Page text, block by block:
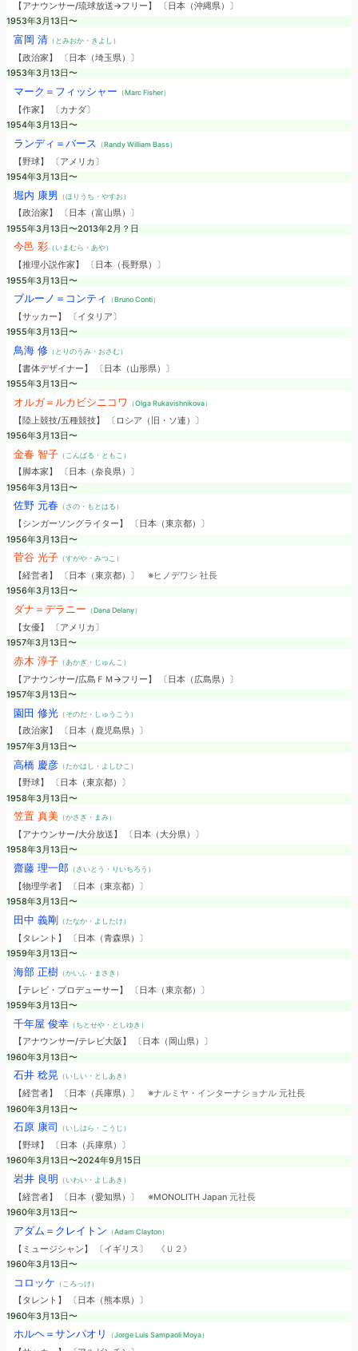
【アナウンサー/琉球放送→フリー】 〔日本（沖縄県）〕
1953年3月13日〜
富岡 清（とみおか・きよし）
【政治家】 〔日本（埼玉県）〕
1953年3月13日〜
マーク＝フィッシャー （Marc Fisher）
【作家】 〔カナダ〕
1954年3月13日〜
ランディ＝バース （Randy William Bass）
【野球】 〔アメリカ〕
1954年3月13日〜
堀内 康男 （ほりうち・やすお）
【政治家】 〔日本（富山県）〕
1955年3月13日〜2013年2月？日
今邑 彩（いまむら・あや）
【推理小説作家】 〔日本（長野県）〕
1955年3月13日〜
ブルーノ＝コンティ （Bruno Conti）
【サッカー】 〔イタリア〕
1955年3月13日〜
鳥海 修（とりのうみ・おさむ）
【書体デザイナー】 〔日本（山形県）〕
1955年3月13日〜
オルガ＝ルカビシニコワ （Olga Rukavishnikova）
【陸上競技/五種競技】 〔ロシア（旧・ソ連）〕
1956年3月13日〜
金春 智子（こんぱる・ともこ）
【脚本家】 〔日本（奈良県）〕
1956年3月13日〜
佐野 元春（さの・もとはる）
【シンガーソングライター】 〔日本（東京都）〕
1956年3月13日〜
菅谷 光子（すがや・みつこ）
【経営者】 〔日本（東京都）〕 ※ヒノデワシ 社長
1956年3月13日〜
ダナ＝デラニー （Dana Delany）
【女優】 〔アメリカ〕
1957年3月13日〜
赤木 淳子（あかぎ・じゅんこ）
【アナウンサー/広島ＦＭ→フリー】 〔日本（広島県）〕
1957年3月13日〜
園田 修光（そのだ・しゅうこう）
【政治家】 〔日本（鹿児島県）〕
1957年3月13日〜
高橋 慶彦（たかはし・よしひこ）
【野球】 〔日本（東京都）〕
1958年3月13日〜
笠置 真美（かさぎ・まみ）
【アナウンサー/大分放送】 〔日本（大分県）〕
1958年3月13日〜
齋藤 理一郎（さいとう・りいちろう）
【物理学者】 〔日本（東京都）〕
1958年3月13日〜
田中 義剛 （たなか・よしたけ）
【タレント】 〔日本（青森県）〕
1959年3月13日〜
海部 正樹（かいふ・まさき）
【テレビ・プロデューサー】 〔日本（東京都）〕
1959年3月13日〜
千年屋 俊幸（ちとせや・としゆき）
【アナウンサー/テレビ大阪】 〔日本（岡山県）〕
1960年3月13日〜
石井 稔晃（いしい・としあき）
【経営者】 〔日本（兵庫県）〕 ※ナルミヤ・インターナショナル 元社長
1960年3月13日〜
石原 康司 （いしはら・こうじ）
【野球】 〔日本（兵庫県）〕
1960年3月13日〜2024年9月15日
岩井 良明 （いわい・よしあき）
【経営者】 〔日本（愛知県）〕 ※MONOLITH Japan 元社長
1960年3月13日〜
アダム＝クレイトン （Adam Clayton）
【ミュージシャン】 〔イギリス〕
《Ｕ２》
1960年3月13日〜
コロッケ （ころっけ）
【タレント】 〔日本（熊本県）〕
1960年3月13日〜
ホルヘ＝サンパオリ （Jorge Luis Sampaoli Moya）